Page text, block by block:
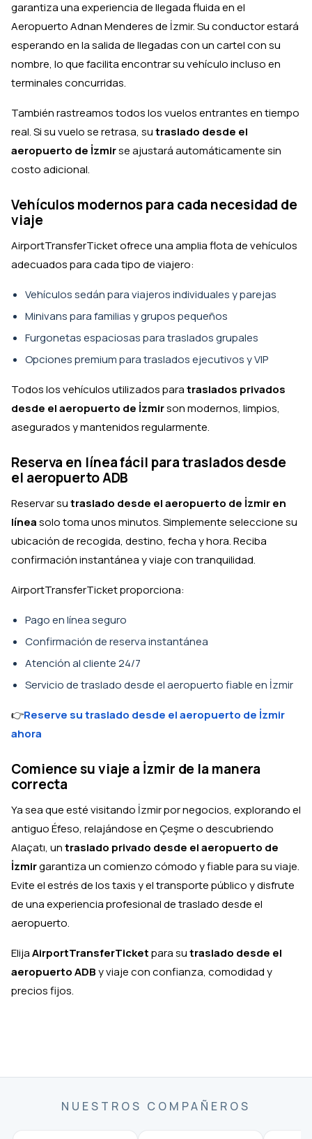
garantiza una experiencia de llegada fluida en el
Aeropuerto Adnan Menderes de İzmir. Su conductor estará
esperando en la salida de llegadas con un cartel con su
nombre, lo que facilita encontrar su vehículo incluso en
terminales concurridas.
También rastreamos todos los vuelos entrantes en tiempo
real. Si su vuelo se retrasa, sutraslado desde el
aeropuerto de İzmirse ajustará automáticamente sin
costo adicional.
Vehículos modernos para cada necesidad de
viaje
AirportTransferTicket ofrece una amplia flota de vehículos
adecuados para cada tipo de viajero:
Vehículos sedán para viajeros individuales y parejas
Minivans para familias y grupos pequeños
Furgonetas espaciosas para traslados grupales
Opciones premium para traslados ejecutivos y VIP
Todos los vehículos utilizados paratraslados privados
desde el aeropuerto de İzmirson modernos, limpios,
asegurados y mantenidos regularmente.
Reserva en línea fácil para traslados desde
el aeropuerto ADB
Reservar sutraslado desde el aeropuerto de İzmir en
líneasolo toma unos minutos. Simplemente seleccione su
ubicación de recogida, destino, fecha y hora. Reciba
confirmación instantánea y viaje con tranquilidad.
AirportTransferTicket proporciona:
Pago en línea seguro
Confirmación de reserva instantánea
Atención al cliente 24/7
Servicio de traslado desde el aeropuerto fiable en İzmir
👉Reserve su traslado desde el aeropuerto de İzmir
ahora
Comience su viaje a İzmir de la manera
correcta
Ya sea que esté visitando İzmir por negocios, explorando el
antiguo Éfeso, relajándose en Çeşme o descubriendo
Alaçatı, untraslado privado desde el aeropuerto de
İzmirgarantiza un comienzo cómodo y fiable para su viaje.
Evite el estrés de los taxis y el transporte público y disfrute
de una experiencia profesional de traslado desde el
aeropuerto.
ElijaAirportTransferTicketpara sutraslado desde el
aeropuerto ADBy viaje con confianza, comodidad y
precios fijos.
NUESTROS COMPAÑEROS